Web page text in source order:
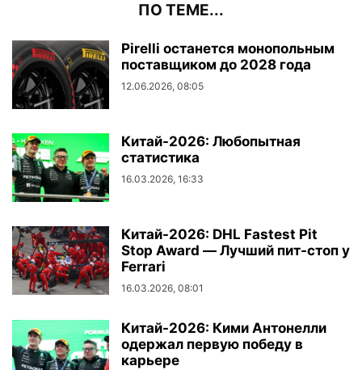
ПО ТЕМЕ...
Pirelli останется монопольным
поставщиком до 2028 года
12.06.2026, 08:05
Китай-2026: Любопытная
статистика
16.03.2026, 16:33
Китай-2026: DHL Fastest Pit
Stop Award — Лучший пит-стоп у
Ferrari
16.03.2026, 08:01
Китай-2026: Кими Антонелли
одержал первую победу в
карьере